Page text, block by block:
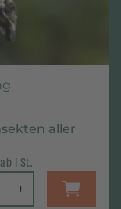
aller
1 St.
+